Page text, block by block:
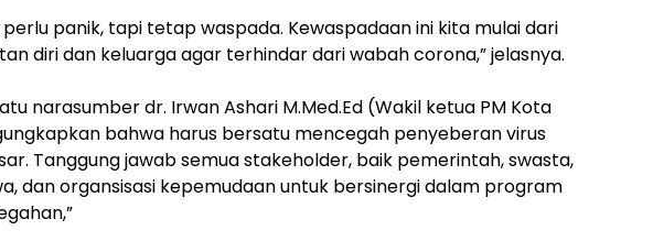
panik, tapi tetap waspada. Kewaspadaan ini kita mulai dari
diri dan keluarga agar terhindar dari wabah corona,” jelasnya.
narasumber dr. Irwan Ashari M.Med.Ed (Wakil ketua PM Kota
bahwa harus bersatu mencegah penyeberan virus
Tanggung jawab semua stakeholder, baik pemerintah, swasta,
dan organsisasi kepemudaan untuk bersinergi dalam program